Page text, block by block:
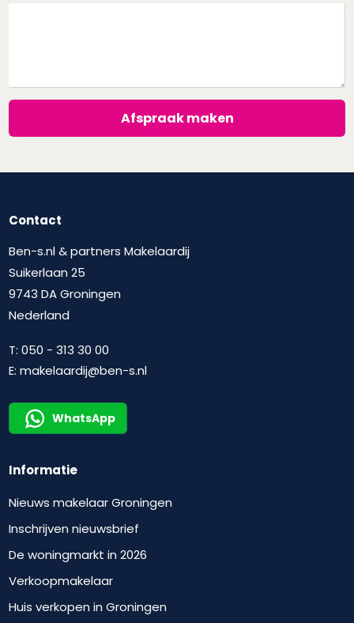
Afspraak maken
Contact
Ben-s.nl & partners Makelaardij
Suikerlaan 25
9743 DA Groningen
Nederland
T:050 - 313 30 00
E:makelaardij@ben-s.nl
WhatsApp
Informatie
Nieuws makelaar Groningen
Inschrijven nieuwsbrief
De woningmarkt in 2026
Verkoopmakelaar
Huis verkopen in Groningen